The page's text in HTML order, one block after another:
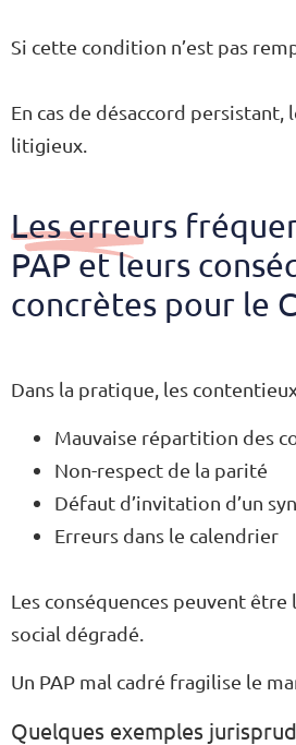
Si cette condition n’est pas
En cas de désaccord
litigieux.
Les erreurs
PAP et leurs
concrètes pour le
Dans la pratique, les
Mauvaise répartition des
Non-respect de la parité
Défaut d’invitation d’un
Erreurs dans le calendrier
Les conséquences peuvent
social dégradé.
Un PAP mal cadré fragilise le
Quelques exemples